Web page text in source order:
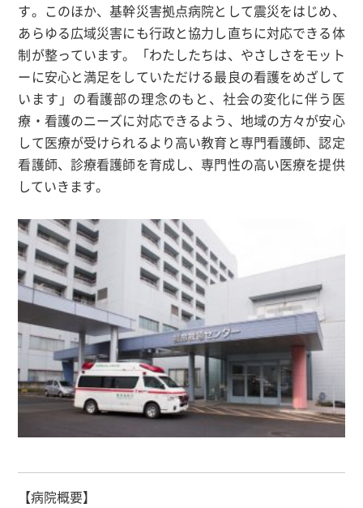
す。このほか、基幹災害拠点病院として震災をはじめ、
あらゆる広域災害にも行政と協力し直ちに対応できる体
制が整っています。「わたしたちは、やさしさをモット
ーに安心と満足をしていただける最良の看護をめざして
います」の看護部の理念のもと、社会の変化に伴う医
療・看護のニーズに対応できるよう、地域の方々が安心
して医療が受けられるより高い教育と専門看護師、認定
看護師、診療看護師を育成し、専門性の高い医療を提供
していきます。
【病院概要】